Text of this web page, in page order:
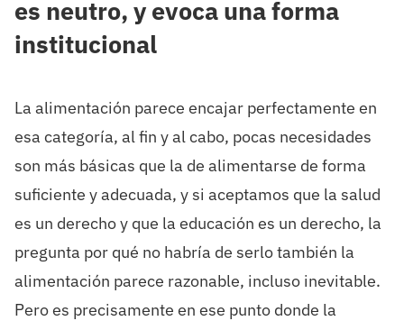
es neutro, y evoca una forma
institucional
La alimentación parece encajar perfectamente en
esa categoría, al fin y al cabo, pocas necesidades
son más básicas que la de alimentarse de forma
suficiente y adecuada, y si aceptamos que la salud
es un derecho y que la educación es un derecho, la
pregunta por qué no habría de serlo también la
alimentación parece razonable, incluso inevitable.
Pero es precisamente en ese punto donde la